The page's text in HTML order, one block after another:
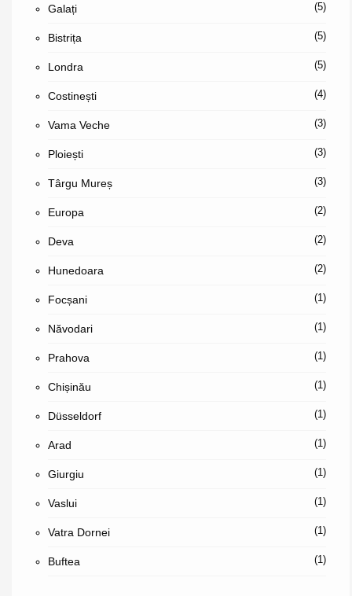
Galați (5)
Bistrița (5)
Londra (5)
Costinești (4)
Vama Veche (3)
Ploiești (3)
Târgu Mureș (3)
Europa (2)
Deva (2)
Hunedoara (2)
Focșani (1)
Năvodari (1)
Prahova (1)
Chișinău (1)
Düsseldorf (1)
Arad (1)
Giurgiu (1)
Vaslui (1)
Vatra Dornei (1)
Buftea (1)